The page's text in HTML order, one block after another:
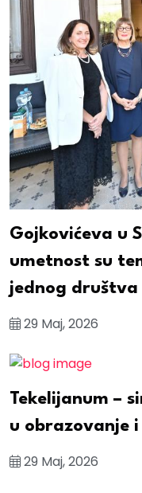
Gojkovićeva u
umetnost su
jednog društva
29 Maj, 2026
Tekelijanum –
u obrazovanje
29 Maj, 2026